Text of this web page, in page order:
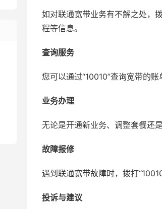
如对联通宽带业务有不解之处，
程等信息。
查询服务
您可以通过“10010”查询宽带的
业务办理
无论是开通新业务、调整套餐还
故障报修
遇到联通宽带故障时，拨打
投诉与建议